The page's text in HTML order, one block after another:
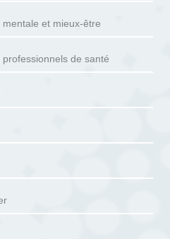
et mieux-être
de santé